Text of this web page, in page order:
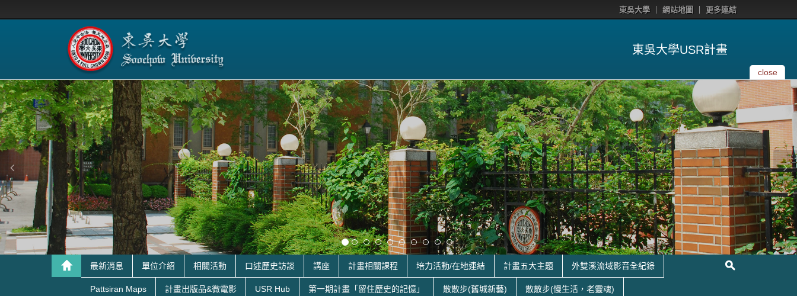
東吳大學 網站地圖 更多連結
東吳大學USR計畫
close
最新消息 單位介紹 相關活動 口述歷史訪談 講座 計畫相關課程 培力活動/在地連結 計畫五大主題 外雙溪流域影音全紀錄
Pattsiran Maps 計畫出版品&微電影 USR Hub 第一期計畫「留住歷史的記憶」 散散步(舊城新藝) 散散步(慢生活，老靈魂)